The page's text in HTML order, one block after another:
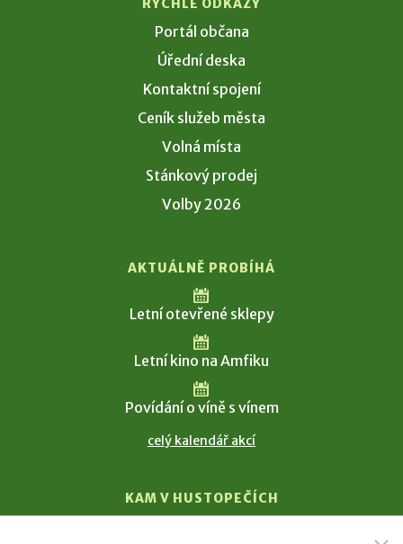
RYCHLÉ ODKAZY
Portál občana
Úřední deska
Kontaktní spojení
Ceník služeb města
Volná místa
Stánkový prodej
Volby 2026
AKTUÁLNĚ PROBÍHÁ
Letní otevřené sklepy
Letní kino na Amfiku
Povídání o víně s vínem
celý kalendář akcí
KAM V HUSTOPEČÍCH